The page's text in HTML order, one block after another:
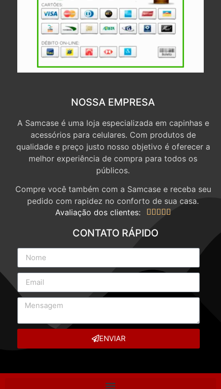
NOSSA EMPRESA
A Samcase é uma loja especializada em capinhas e
acessórios para celulares. Com produtos de
qualidade e preço justo nosso objetivo é oferecer a
melhor experiência de compra para todos os
públicos.
Compre você também com a Samcase e receba seu
pedido com rapidez no conforto de sua casa.
Avaliação dos clientes:
    
CONTATO RÁPIDO
ENVIAR